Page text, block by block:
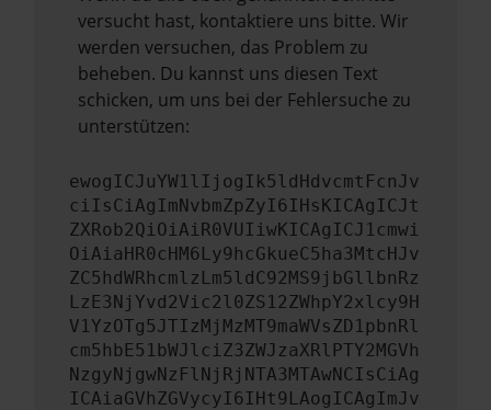
versucht hast, kontaktiere uns bitte. Wir
werden versuchen, das Problem zu
beheben. Du kannst uns diesen Text
schicken, um uns bei der Fehlersuche zu
unterstützen:
ewogICJuYW1lIjogIk5ldHdvcmtFcnJv
ciIsCiAgImNvbmZpZyI6IHsKICAgICJt
ZXRob2QiOiAiR0VUIiwKICAgICJ1cmwi
OiAiaHR0cHM6Ly9hcGkueC5ha3MtcHJv
ZC5hdWRhcmlzLm5ldC92MS9jbGllbnRz
LzE3NjYvd2Vic2l0ZS12ZWhpY2xlcy9H
V1YzOTg5JTIzMjMzMT9maWVsZD1pbnRl
cm5hbE51bWJlciZ3ZWJzaXRlPTY2MGVh
NzgyNjgwNzFlNjRjNTA3MTAwNCIsCiAg
ICAiaGVhZGVycyI6IHt9LAogICAgImJv